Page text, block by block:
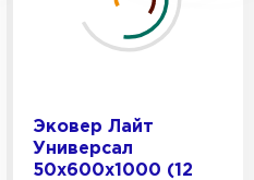
Эковер Лайт
Универсал
50х600х1000 (12
Эковер